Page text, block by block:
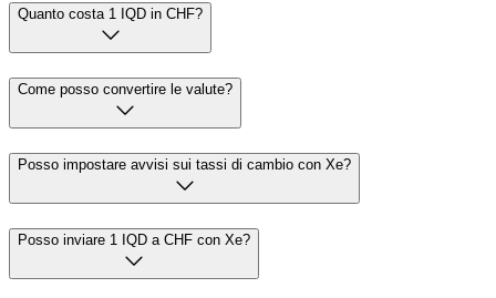
Quanto costa 1 IQD in CHF?
Come posso convertire le valute?
Posso impostare avvisi sui tassi di cambio con Xe?
Posso inviare 1 IQD a CHF con Xe?